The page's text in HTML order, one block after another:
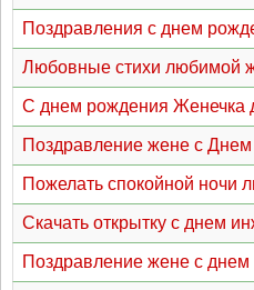
Поздравления с днем
Любовные стихи любимой
С днем рождения Женечка
Поздравление жене с Днем
Пожелать спокойной ночи
Скачать открытку с днем
Поздравление жене с